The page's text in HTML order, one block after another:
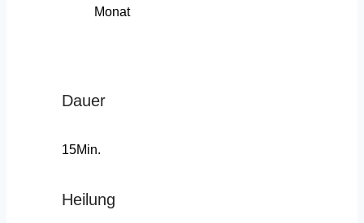
Monat
Dauer
15Min.
Heilung